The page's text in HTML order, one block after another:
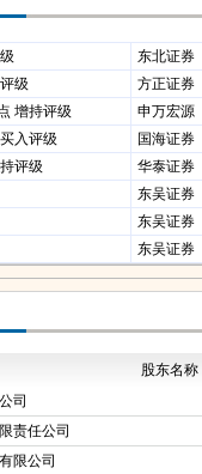
东北证券
级
方正证券
增持评级
申万宏源
入评级
国海证券
评级
华泰证券
东吴证券
东吴证券
东吴证券
股东名称
司
责任公司
限公司